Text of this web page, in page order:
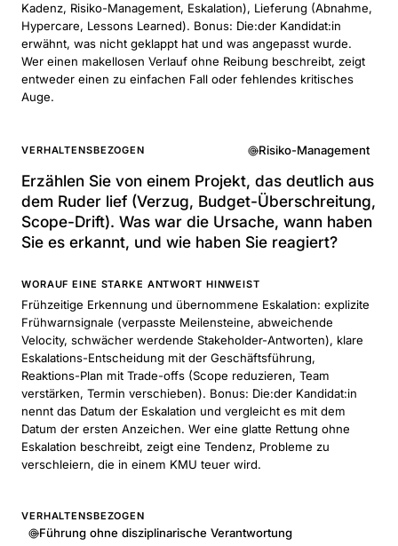
Kadenz, Risiko-Management, Eskalation), Lieferung (Abnahme,
Hypercare, Lessons Learned). Bonus: Die:der Kandidat:in
erwähnt, was nicht geklappt hat und was angepasst wurde.
Wer einen makellosen Verlauf ohne Reibung beschreibt, zeigt
entweder einen zu einfachen Fall oder fehlendes kritisches
Auge.
VERHALTENSBEZOGEN Risiko-Management
Erzählen Sie von einem Projekt, das deutlich aus
dem Ruder lief (Verzug, Budget-Überschreitung,
Scope-Drift). Was war die Ursache, wann haben
Sie es erkannt, und wie haben Sie reagiert?
WORAUF EINE STARKE ANTWORT HINWEIST
Frühzeitige Erkennung und übernommene Eskalation: explizite
Frühwarnsignale (verpasste Meilensteine, abweichende
Velocity, schwächer werdende Stakeholder-Antworten), klare
Eskalations-Entscheidung mit der Geschäftsführung,
Reaktions-Plan mit Trade-offs (Scope reduzieren, Team
verstärken, Termin verschieben). Bonus: Die:der Kandidat:in
nennt das Datum der Eskalation und vergleicht es mit dem
Datum der ersten Anzeichen. Wer eine glatte Rettung ohne
Eskalation beschreibt, zeigt eine Tendenz, Probleme zu
verschleiern, die in einem KMU teuer wird.
VERHALTENSBEZOGEN
Führung ohne disziplinarische Verantwortung